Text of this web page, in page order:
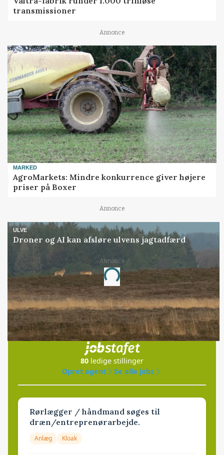
transmissioner
Annonce
MARKED
AgroMarkets: Mindre konkurrence giver højere
priser på Boxer
Annonce
ULVE
Droner og AI kan afsløre ulvens jagtadfærd
Annonce
Loading...
Jobs
i samarbejde med
80 ledige stillinger
Opret agent
Se alle jobs
Rørlægger / håndmand søges til
dræn/entreprenørarbejde.
Anlæg Kloak